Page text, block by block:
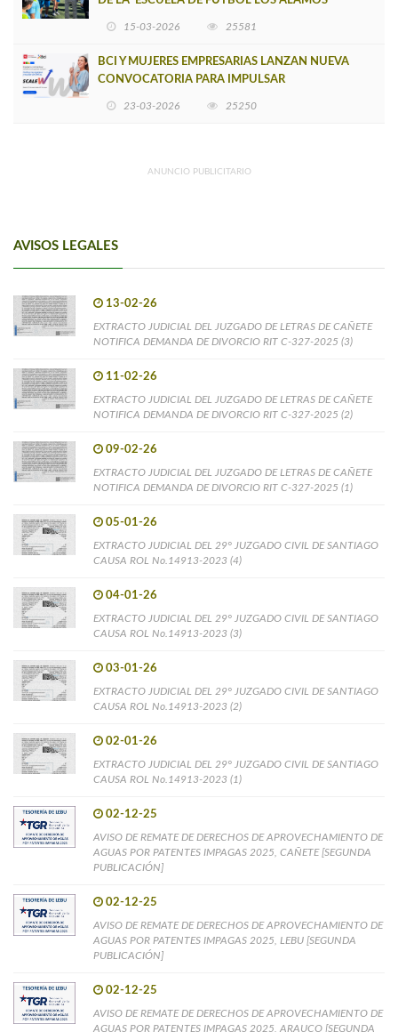
15-03-2026 25581
BCI Y MUJERES EMPRESARIAS LANZAN NUEVA
CONVOCATORIA PARA IMPULSAR
23-03-2026 25250
ANUNCIO PUBLICITARIO
AVISOS LEGALES
13-02-26
EXTRACTO JUDICIAL DEL JUZGADO DE LETRAS DE CAÑETE
NOTIFICA DEMANDA DE DIVORCIO RIT C-327-2025 (3)
11-02-26
EXTRACTO JUDICIAL DEL JUZGADO DE LETRAS DE CAÑETE
NOTIFICA DEMANDA DE DIVORCIO RIT C-327-2025 (2)
09-02-26
EXTRACTO JUDICIAL DEL JUZGADO DE LETRAS DE CAÑETE
NOTIFICA DEMANDA DE DIVORCIO RIT C-327-2025 (1)
05-01-26
EXTRACTO JUDICIAL DEL 29° JUZGADO CIVIL DE SANTIAGO
CAUSA ROL No.14913-2023 (4)
04-01-26
EXTRACTO JUDICIAL DEL 29° JUZGADO CIVIL DE SANTIAGO
CAUSA ROL No.14913-2023 (3)
03-01-26
EXTRACTO JUDICIAL DEL 29° JUZGADO CIVIL DE SANTIAGO
CAUSA ROL No.14913-2023 (2)
02-01-26
EXTRACTO JUDICIAL DEL 29° JUZGADO CIVIL DE SANTIAGO
CAUSA ROL No.14913-2023 (1)
02-12-25
AVISO DE REMATE DE DERECHOS DE APROVECHAMIENTO DE
AGUAS POR PATENTES IMPAGAS 2025, CAÑETE [SEGUNDA
PUBLICACIÓN]
02-12-25
AVISO DE REMATE DE DERECHOS DE APROVECHAMIENTO DE
AGUAS POR PATENTES IMPAGAS 2025, LEBU [SEGUNDA
PUBLICACIÓN]
02-12-25
AVISO DE REMATE DE DERECHOS DE APROVECHAMIENTO DE
AGUAS POR PATENTES IMPAGAS 2025, ARAUCO [SEGUNDA